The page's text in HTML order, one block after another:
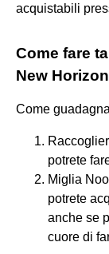
acquistabili
Come fare
New
Come
potrete
Miglia
potrete
anche se
cuore di